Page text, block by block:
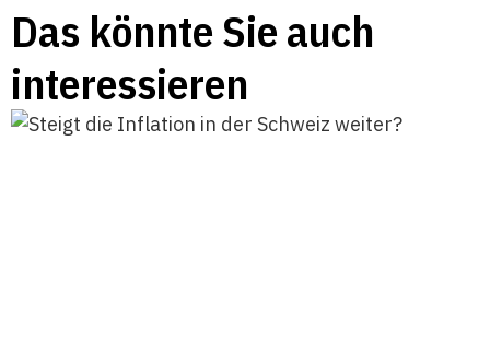
Das könnte Sie auch
interessieren